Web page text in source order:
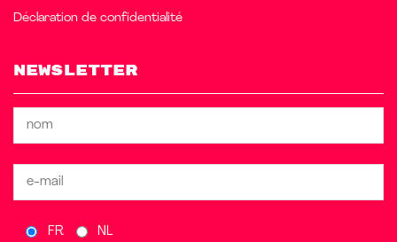
Déclaration de confidentialité
Newsletter
FR NL